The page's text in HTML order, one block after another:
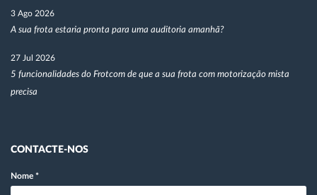
3 Ago 2026
A sua frota estaria pronta para uma auditoria amanhã?
27 Jul 2026
5 funcionalidades do Frotcom de que a sua frota com motorização mista
precisa
CONTACTE-NOS
Nome *